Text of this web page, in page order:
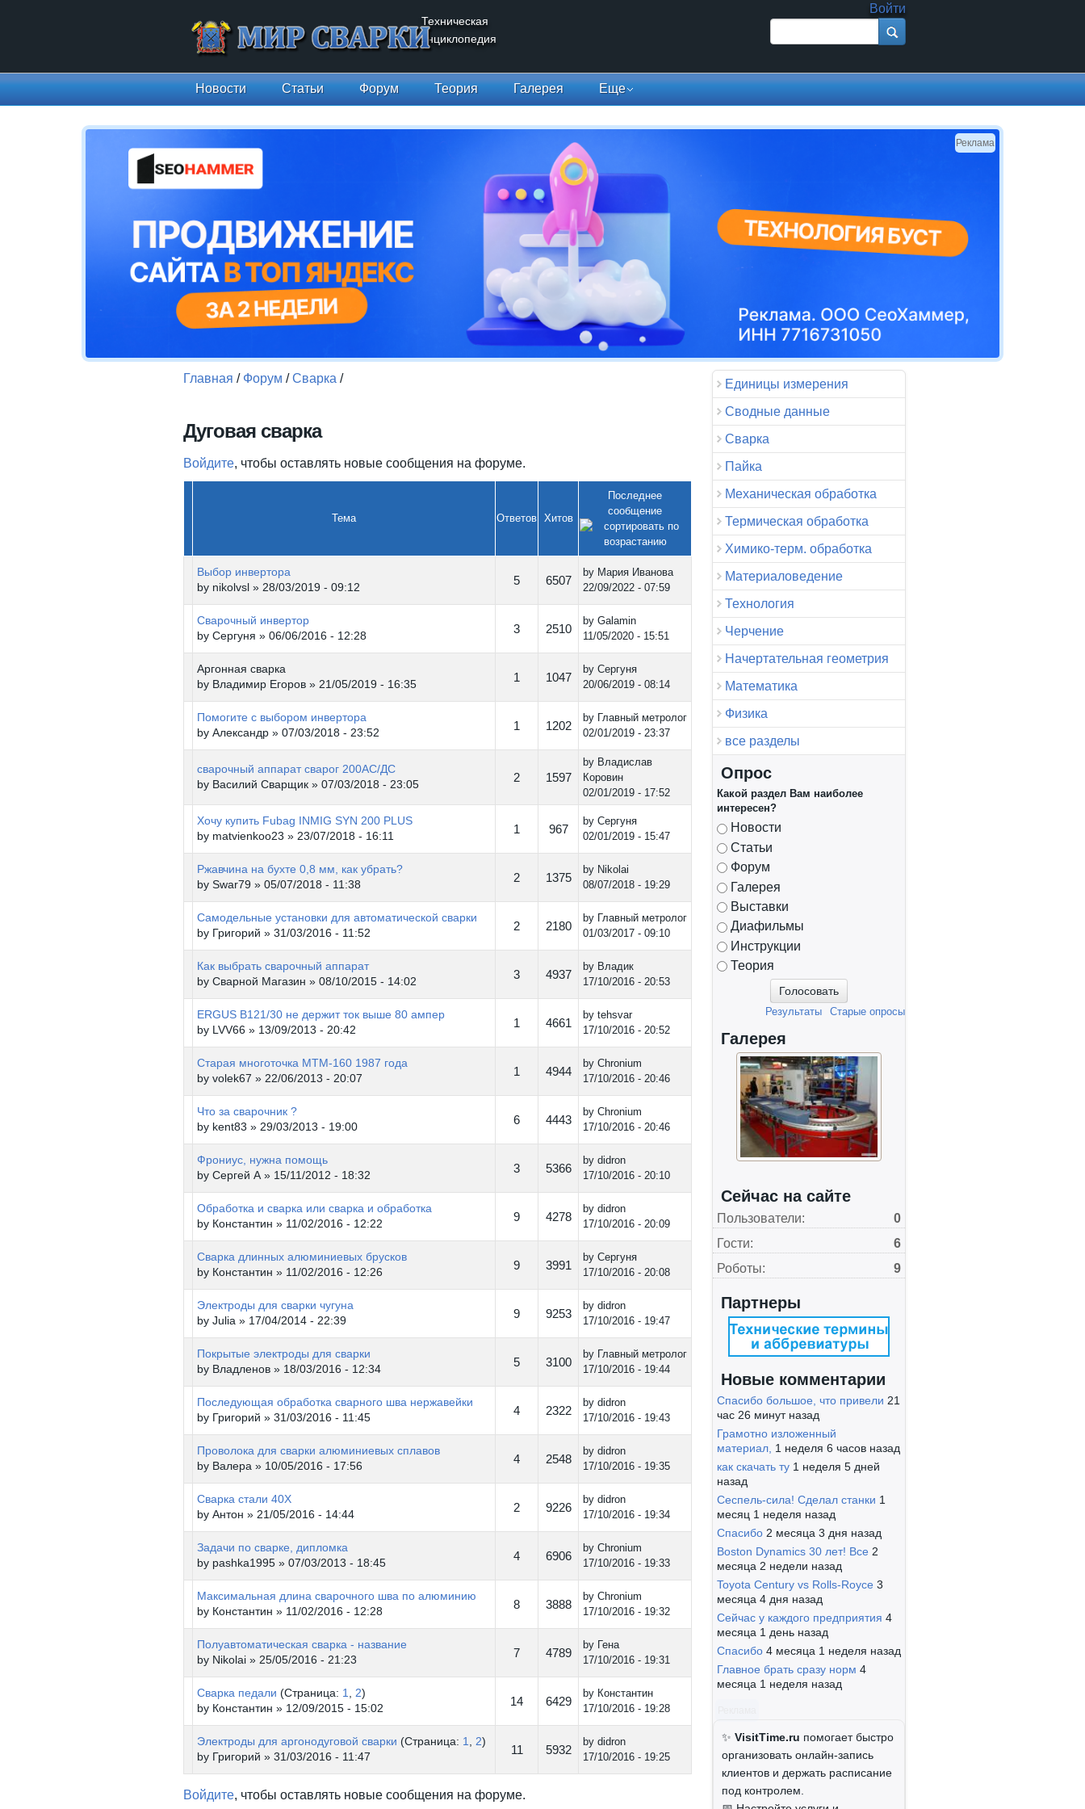
Техническая
энциклопедия
Войти
Форма поиска
Новости Статьи Форум Теория Галерея Еще
Реклама
Главная / Форум /Сварка /
Дуговая сварка
Войдите, чтобы оставлять новые сообщения на форуме.
Тема Ответов Хитов
Последнее
сообщение
Выбор инвертора
by nikolvsl » 28/03/2019 - 09:12 5 6507
by Мария Иванова
22/09/2022 - 07:59
Сварочный инвертор
by Сергуня » 06/06/2016 - 12:28 3 2510
by Galamin
11/05/2020 - 15:51
Аргонная сварка
by Владимир Егоров » 21/05/2019 - 16:35 1 1047
by Сергуня
20/06/2019 - 08:14
Помогите с выбором инвертора
by Александр » 07/03/2018 - 23:52 1 1202
by Главный метролог
02/01/2019 - 23:37
сварочный аппарат сварог 200АС/ДС
by Василий Сварщик » 07/03/2018 - 23:05 2 1597
by Владислав
Коровин
02/01/2019 - 17:52
Хочу купить Fubag INMIG SYN 200 PLUS
by matvienkoo23 » 23/07/2018 - 16:11 1 967
by Сергуня
02/01/2019 - 15:47
Ржавчина на бухте 0,8 мм, как убрать?
by Swar79 » 05/07/2018 - 11:38 2 1375
by Nikolai
08/07/2018 - 19:29
Самодельные установки для автоматической сварки
by Григорий » 31/03/2016 - 11:52 2 2180
by Главный метролог
01/03/2017 - 09:10
Как выбрать сварочный аппарат
by Сварной Магазин » 08/10/2015 - 14:02 3 4937
by Владик
17/10/2016 - 20:53
ERGUS B121/30 не держит ток выше 80 ампер
by LVV66 » 13/09/2013 - 20:42 1 4661
by tehsvar
17/10/2016 - 20:52
Старая многоточка МТМ-160 1987 года
by volek67 » 22/06/2013 - 20:07 1 4944
by Chronium
17/10/2016 - 20:46
Что за сварочник ?
by kent83 » 29/03/2013 - 19:00 6 4443
by Chronium
17/10/2016 - 20:46
Фрониус, нужна помощь
by Сергей А » 15/11/2012 - 18:32 3 5366
by didron
17/10/2016 - 20:10
Обработка и сварка или сварка и обработка
by Константин » 11/02/2016 - 12:22 9 4278
by didron
17/10/2016 - 20:09
Сварка длинных алюминиевых брусков
by Константин » 11/02/2016 - 12:26 9 3991
by Сергуня
17/10/2016 - 20:08
Электроды для сварки чугуна
by Julia » 17/04/2014 - 22:39 9 9253
by didron
17/10/2016 - 19:47
Покрытые электроды для сварки
by Владленов » 18/03/2016 - 12:34 5 3100
by Главный метролог
17/10/2016 - 19:44
Последующая обработка сварного шва нержавейки
by Григорий » 31/03/2016 - 11:45 4 2322
by didron
17/10/2016 - 19:43
Проволока для сварки алюминиевых сплавов
by Валера » 10/05/2016 - 17:56 4 2548
by didron
17/10/2016 - 19:35
Сварка стали 40Х
by Антон » 21/05/2016 - 14:44 2 9226
by didron
17/10/2016 - 19:34
Задачи по сварке, дипломка
by pashka1995 » 07/03/2013 - 18:45 4 6906
by Chronium
17/10/2016 - 19:33
Максимальная длина сварочного шва по алюминию
by Константин » 11/02/2016 - 12:28 8 3888
by Chronium
17/10/2016 - 19:32
Полуавтоматическая сварка - название
by Nikolai » 25/05/2016 - 21:23 7 4789
by Гена
17/10/2016 - 19:31
Сварка педали (Страница: 1 2)
by Константин » 12/09/2015 - 15:02 14 6429
by Константин
17/10/2016 - 19:28
Электроды для аргонодуговой сварки (Страница: 1 2)
by Григорий » 31/03/2016 - 11:47 11 5932
by didron
17/10/2016 - 19:25
Войдите, чтобы оставлять новые сообщения на форуме.
Единицы измерения
Сводные данные
Сварка
Пайка
Механическая обработка
Термическая обработка
Химико-терм. обработка
Материаловедение
Технология
Черчение
Начертательная геометрия
Математика
Физика
все разделы
Опрос
Какой раздел Вам наиболее
интересен?
Варианты
Новости
Статьи
Форум
Галерея
Выставки
Диафильмы
Инструкции
Теория
Старые опросы
Результаты
Галерея
Сейчас на сайте
Пользователи:
0
Гости:
6
Роботы:
9
Партнеры
Новые комментарии
Спасибо большое, что привели 21
час 26 минут назад
Грамотно изложенный
материал, 1 неделя 6 часов назад
как скачать ту 1 неделя 5 дней
назад
Сеспель-сила! Сделал станки 1
месяц 1 неделя назад
Спасибо 2 месяца 3 дня назад
Boston Dynamics 30 лет! Все 2
месяца 2 недели назад
Toyota Century vs Rolls-Royce 3
месяца 4 дня назад
Сейчас у каждого предприятия 4
месяца 1 день назад
Спасибо 4 месяца 1 неделя назад
Главное брать сразу норм 4
месяца 1 неделя назад
✨ VisitTime.ru помогает быстро
организовать онлайн-запись
клиентов и держать расписание
под контролем.